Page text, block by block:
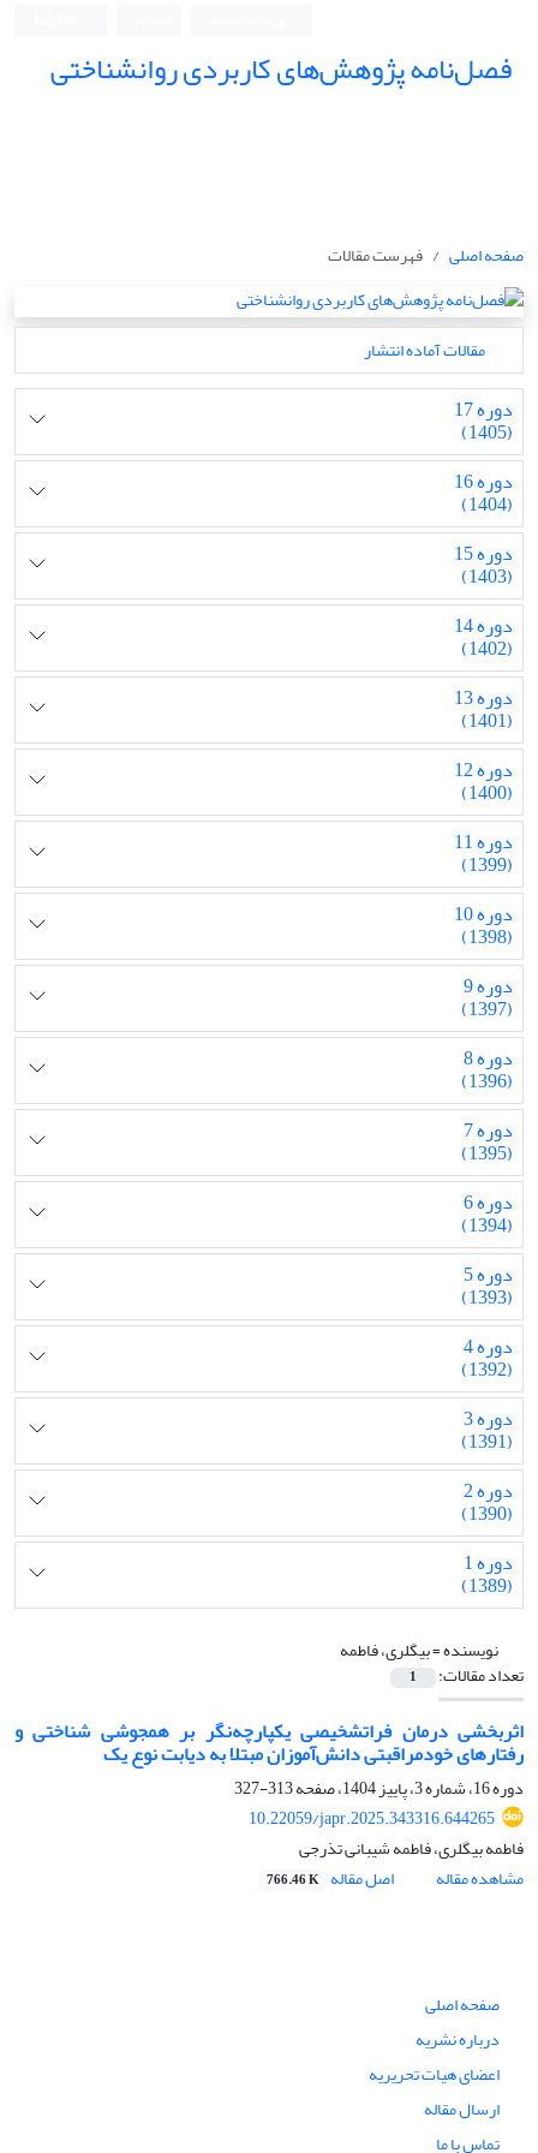
فصل‌نامه پژوهش‌های کاربردی روانشناختی
صفحه اصلی فهرست مقالات
مقالات آماده انتشار
دوره 17
(1405)
دوره 16
(1404)
دوره 15
(1403)
دوره 14
(1402)
دوره 13
(1401)
دوره 12
(1400)
دوره 11
(1399)
دوره 10
(1398)
دوره 9
(1397)
دوره 8
(1396)
دوره 7
(1395)
دوره 6
(1394)
دوره 5
(1393)
دوره 4
(1392)
دوره 3
(1391)
دوره 2
(1390)
دوره 1
(1389)
نویسنده =بیگلری، فاطمه
تعداد مقالات: 1
اثربخشی درمان فراتشخیصی یکپارچه‌نگر بر همجوشی شناختی و
رفتارهای خودمراقبتی دانش‌آموزان مبتلا به دیابت نوع یک
دوره 16، شماره 3، پاییز 1404، صفحه
313-327
10.22059/japr.2025.343316.644265
فاطمه بیگلری، فاطمه شیبانی تذرجی
مشاهده مقاله
اصل مقاله 766.46 K
صفحه اصلی
درباره نشریه
اعضای هیات تحریریه
ارسال مقاله
تماس با ما